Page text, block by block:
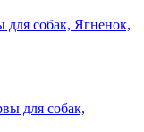
для собак, Ягненок,